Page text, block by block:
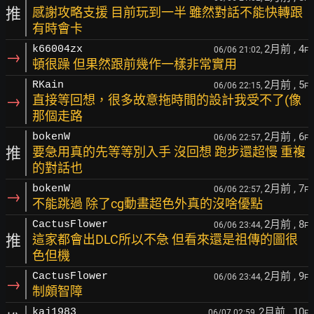
推
感謝攻略支援 目前玩到一半 雖然對話不能快轉跟
有時會卡
→ k66004zx 06/06 21:02, 2月前 , 4F
頓很躁 但果然跟前幾作一樣非常實用
→
RKain 06/06 22:15, 2月前 , 5F
直接等回想，很多故意拖時間的設計我受不了(像
那個走路
推
bokenW 06/06 22:57, 2月前 , 6F
要急用真的先等等別入手 沒回想 跑步還超慢 重複
的對話也
→ bokenW 06/06 22:57, 2月前 , 7F
不能跳過 除了cg動畫超色外真的沒啥優點
推
CactusFlower 06/06 23:44, 2月前 , 8F
這家都會出DLC所以不急 但看來還是祖傳的圖很
色但機
→ CactusFlower 06/06 23:44, 2月前 , 9F
制頗智障